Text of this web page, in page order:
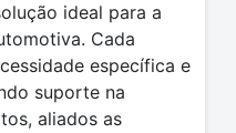
ideal para a
Cada
específica e
suporte na
aliados as